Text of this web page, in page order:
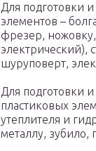
Для подготовки
элементов –
фрезер,
электрический),
шуруповерт,
Для подготовки
пластиковых
утеплителя и
металлу,